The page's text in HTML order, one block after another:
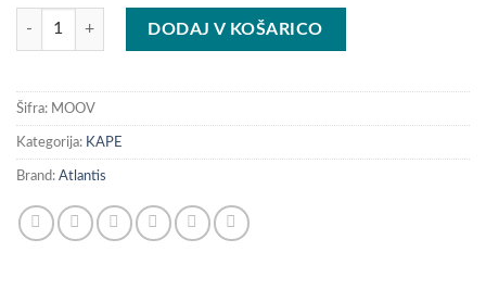
KAPA MOOVER NEKER BLACK količina
DODAJ V KOŠARICO
Šifra: MOOV
Kategorija: KAPE
Brand: Atlantis